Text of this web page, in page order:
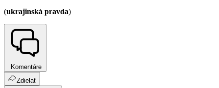
(ukrajinská pravda)
Komentáre
Zdielať